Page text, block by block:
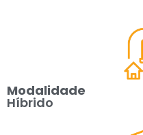
Modalidade
Híbrido